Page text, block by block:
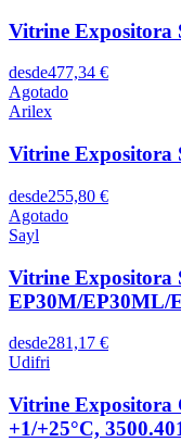
Vitrine Expositora
desde477,34 €
Agotado
Arilex
Vitrine Expositora
desde255,80 €
Agotado
Sayl
Vitrine Expositora
EP30M/EP30ML/
desde281,17 €
Udifri
Vitrine Expositora
+1/+25°C,